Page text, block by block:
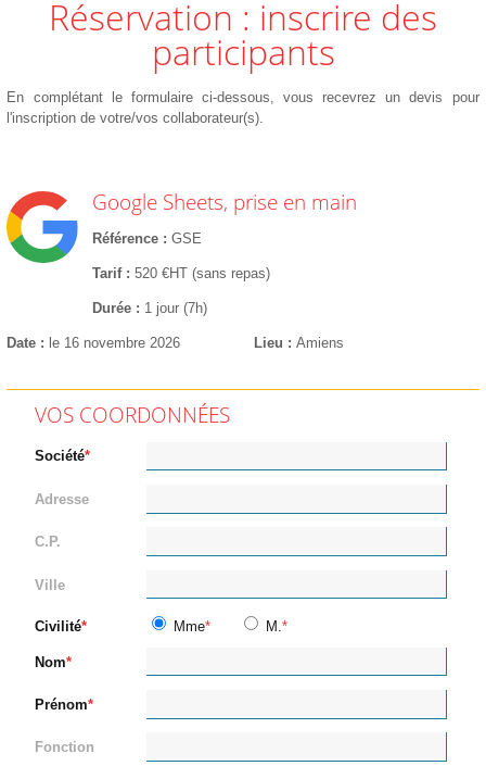
Réservation : inscrire des
participants
En complétant le formulaire ci-dessous, vous recevrez un devis pour
l'inscription de votre/vos collaborateur(s).
Google Sheets, prise en main
Référence GSE
Tarif 520 €HT (sans repas)
Durée 1 jour (7h)
Date le 16 novembre 2026 Lieu Amiens
VOS COORDONNÉES
Société
Adresse
C.P.
Ville
Civilité Mme M.
Nom
Prénom
Fonction